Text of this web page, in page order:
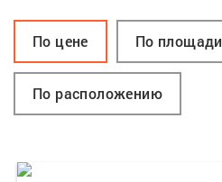
По цене По площади
По расположению